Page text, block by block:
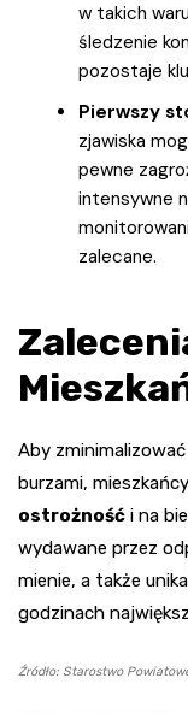
w takich
śledzenie
pozostaje
Pierwszy
zjawiska
pewne
intensywne
zalecane.
Aby
burzami,
ostrożność i na
wydawane przez
mienie, a także
godzinach
Źródło: Starostwo